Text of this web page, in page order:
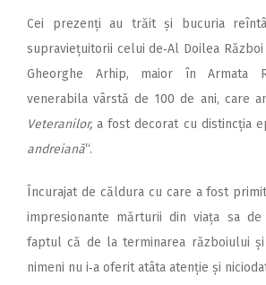
Cei prezenți au trăit și bucuria
supraviețuitorii celui de‑Al Doilea
Gheorghe Arhip, maior în Armata
venerabila vârstă de 100 de ani, care
Veteranilor, a fost decorat cu distincția
andreiană“.
Încurajat de căldura cu care a fost
impresionante mărturii din viața sa
faptul că de la terminarea războiului
nimeni nu i‑a oferit atâta atenție și